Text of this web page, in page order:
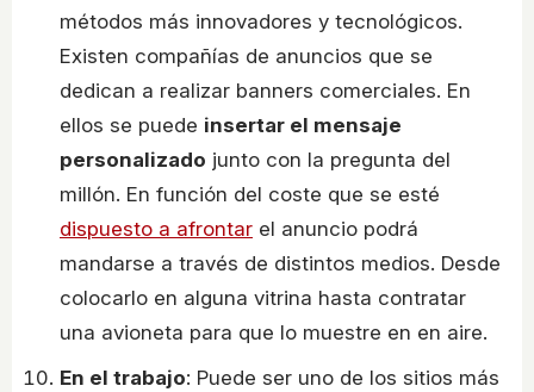
métodos más innovadores y tecnológicos.
Existen compañías de anuncios que se
dedican a realizar banners comerciales. En
ellos se puede insertar el mensaje
personalizado junto con la pregunta del
millón. En función del coste que se esté
dispuesto a afrontar el anuncio podrá
mandarse a través de distintos medios. Desde
colocarlo en alguna vitrina hasta contratar
una avioneta para que lo muestre en en aire.
En el trabajo: Puede ser uno de los sitios más